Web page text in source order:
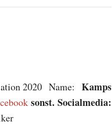
Name: Kamps
sonst. Socialmedia: